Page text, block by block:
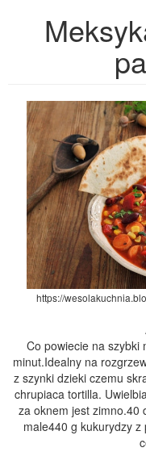
https://
Co powiecie na szybki
minut.Idealny na
z szynki dzieki czemu
chrupiaca tortilla.
za oknem jest zimno.40
male440 g kukurydzy z